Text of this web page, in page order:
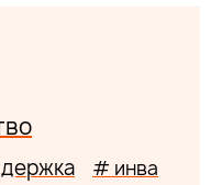
# инва